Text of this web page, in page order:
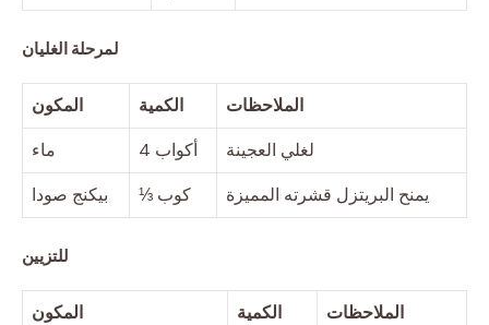
لمرحلة الغليان
المكون الكمية
الملاحظات
ماء
4 أكواب
لغلي العجينة
بيكنج صودا
⅓ كوب يمنح البريتزل قشرته المميزة
للتزيين
المكون الكمية الملاحظات